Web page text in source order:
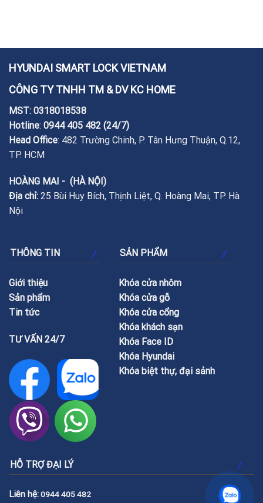
HYUNDAI SMART LOCK VIETNAM
CÔNG TY TNHH TM & DV KC HOME
MST: 0318018538
Hotline: 0944 405 482 (24/7)
Head Office: 482 Trường Chinh, P. Tân Hưng Thuận, Q.12,
TP. HCM
HOÀNG MAI - (HÀ NỘI)
Địa chỉ: 25 Bùi Huy Bích, Thịnh Liệt, Q. Hoàng Mai, TP. Hà
Nội
THÔNG TIN
Giới thiệu
Sản phẩm
Tin tức
TƯ VẤN 24/7
SẢN PHẨM
Khóa cửa nhôm
Khóa cửa gỗ
Khóa cửa cổng
Khóa khách sạn
Khóa Face ID
Khóa Hyundai
Khóa biệt thự, đại sảnh
HỖ TRỢ ĐẠI LÝ
Liên hệ:0944 405 482